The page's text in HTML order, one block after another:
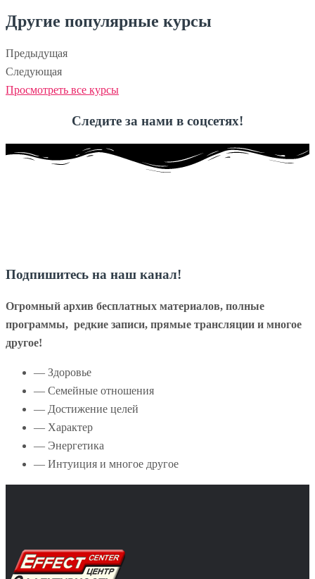
Другие популярные курсы
Предыдущая
Следующая
Просмотреть все курсы
Следите за нами в соцсетях!
Подпишитесь на наш канал!
Огромный архив бесплатных материалов, полные
программы, редкие записи, прямые трансляции и многое
другое!
— Здоровье
— Семейные отношения
— Достижение целей
— Характер
— Энергетика
— Интуиция и многое другое